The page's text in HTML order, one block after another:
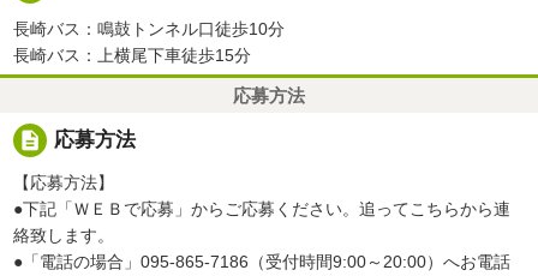
長崎バス：鳴鼓トンネル口徒歩10分
長崎バス：上横尾下車徒歩15分
応募方法
description 応募方法
【応募方法】
●下記「ＷＥＢで応募」からご応募ください。追ってこちらから連
絡致します。
●「電話の場合」095-865-7186（受付時間9:00～20:00）へお電話